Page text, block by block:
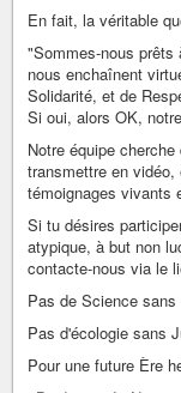
En fait, la véritable
"Sommes-nous
nous enchaînent
Solidarité, et de
Si oui, alors OK,
Notre équipe
transmettre en
témoignages vivants
Si tu désires
atypique, à but non
contacte-nous via le
Pas de Science sans
Pas d'écologie sans
Pour une future Ère